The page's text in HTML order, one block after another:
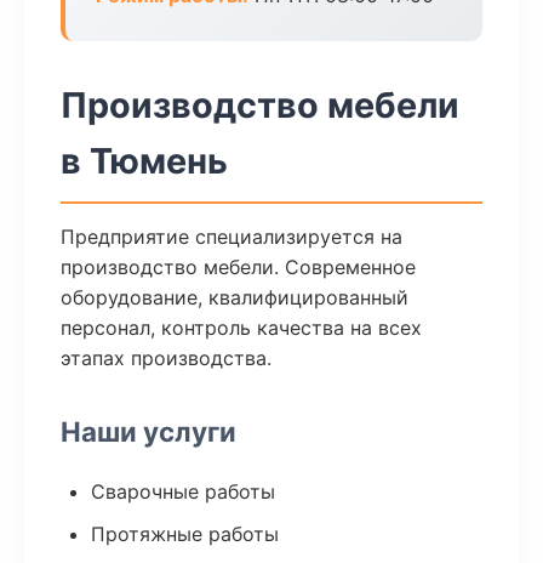
Производство мебели
в Тюмень
Предприятие специализируется на
производство мебели. Современное
оборудование, квалифицированный
персонал, контроль качества на всех
этапах производства.
Наши услуги
Сварочные работы
Протяжные работы